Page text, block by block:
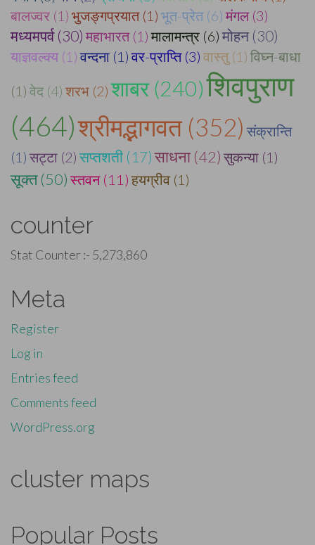
बालज्वर (1) भुजङ्गप्रयात (1) भूत-प्रेत (6) मंगल (3)
मध्यमपर्व (30) महाभारत (1) मालामन्त्र (6) मोहन (30)
याज्ञवल्क्य (1) वन्दना (1) वर-प्राप्ति (3) वास्तु (1) विघ्न-बाधा
(1) वेद (4) शरभ (2) शाबर (240)शिवपुराण
(464)श्रीमद्भागवत (352) संक्रान्ति
(1) सट्टा (2) सप्तशती (17) साधना (42) सुकन्या (1)
सूक्त (50) स्तवन (11) हयग्रीव (1)
counter
Stat Counter :- 5,273,860
Meta
Register
Log in
Entries feed
Comments feed
WordPress.org
cluster maps
Popular Posts